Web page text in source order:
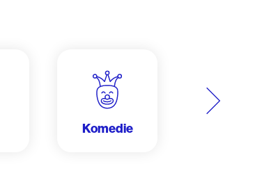
Další
Komedie